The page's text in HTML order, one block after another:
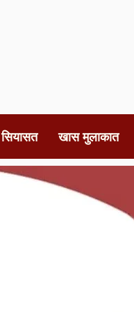
सियासत खास मुलाकात